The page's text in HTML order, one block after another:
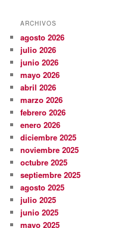
ARCHIVOS
agosto 2026
julio 2026
junio 2026
mayo 2026
abril 2026
marzo 2026
febrero 2026
enero 2026
diciembre 2025
noviembre 2025
octubre 2025
septiembre 2025
agosto 2025
julio 2025
junio 2025
mayo 2025